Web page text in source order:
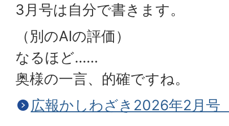
3月号は自分で書きます。
（別のAIの評価）
なるほど……
奥様の一言、的確ですね。
広報かしわざき2026年2月号